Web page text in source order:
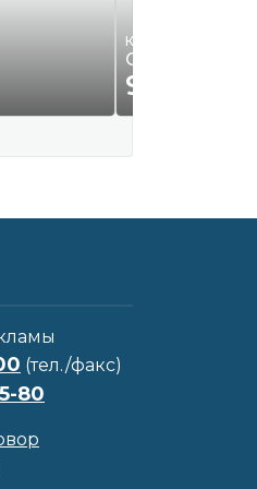
Квартиры, комнаты
Сдам 3-х
930
(тел./факс)
80